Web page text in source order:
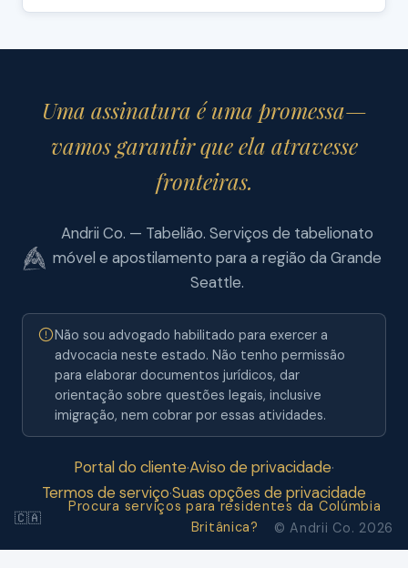
Uma assinatura é uma promessa—
vamos garantir que ela atravesse
fronteiras.
Andrii Co. — Tabelião. Serviços de tabelionato
móvel e apostilamento para a região da Grande
Seattle.
Não sou advogado habilitado para exercer a
advocacia neste estado. Não tenho permissão
para elaborar documentos jurídicos, dar
orientação sobre questões legais, inclusive
imigração, nem cobrar por essas atividades.
Portal do cliente·Aviso de privacidade·
Termos de serviço·Suas opções de privacidade
🇨🇦
Procura serviços para residentes da Colúmbia
Britânica?
© Andrii Co. 2026